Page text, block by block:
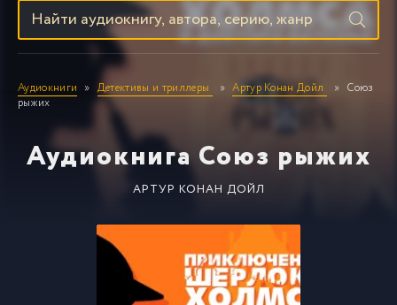
Аудиокниги Детективы и триллеры Артур Конан Дойл
Союз
рыжих
Аудиокнига Союз рыжих
АРТУР КОНАН ДОЙЛ